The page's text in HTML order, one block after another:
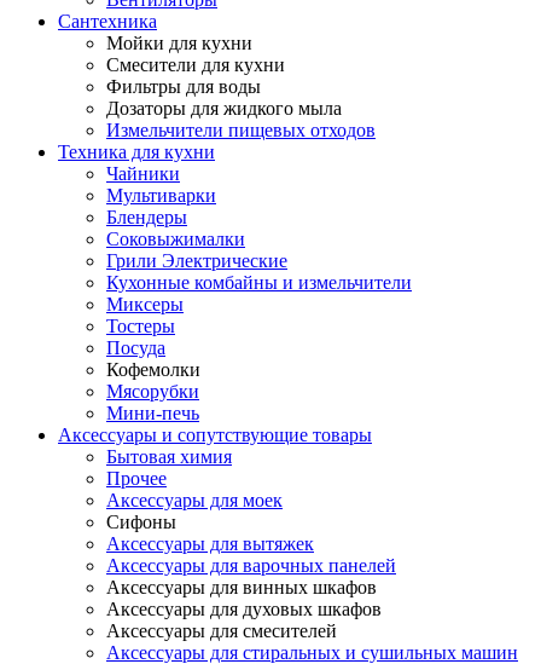
Сантехника
Мойки для кухни
Смесители для кухни
Фильтры для воды
Дозаторы для жидкого мыла
Измельчители пищевых отходов
Техника для кухни
Чайники
Мультиварки
Блендеры
Соковыжималки
Грили Электрические
Кухонные комбайны и измельчители
Миксеры
Тостеры
Посуда
Кофемолки
Мясорубки
Мини-печь
Аксессуары и сопутствующие товары
Бытовая химия
Прочее
Аксессуары для моек
Сифоны
Аксессуары для вытяжек
Аксессуары для варочных панелей
Аксессуары для винных шкафов
Аксессуары для духовых шкафов
Аксессуары для смесителей
Аксессуары для стиральных и сушильных машин